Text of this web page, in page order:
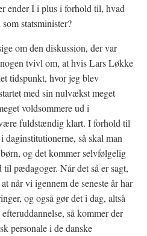
ender I i plus i forhold til, hvad
statsminister?
om den diskussion, der var
tvivl om, at hvis Lars Løkke
tidspunkt, hvor jeg blev
med sin nulvækst meget
voldsommere ud i
fuldstændig klart. I forhold til
så skal man
og det kommer selvfølgelig
pædagoger. Når det så er sagt,
når vi igennem de seneste år har
og også gør det i dag, altså
så kommer der
personale i de danske